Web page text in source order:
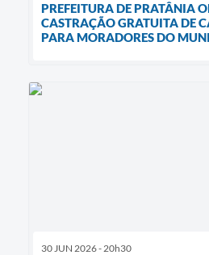
PREFEITURA DE PRATÂNIA
CASTRAÇÃO GRATUITA DE
PARA MORADORES DO
30 JUN 2026 - 20h30